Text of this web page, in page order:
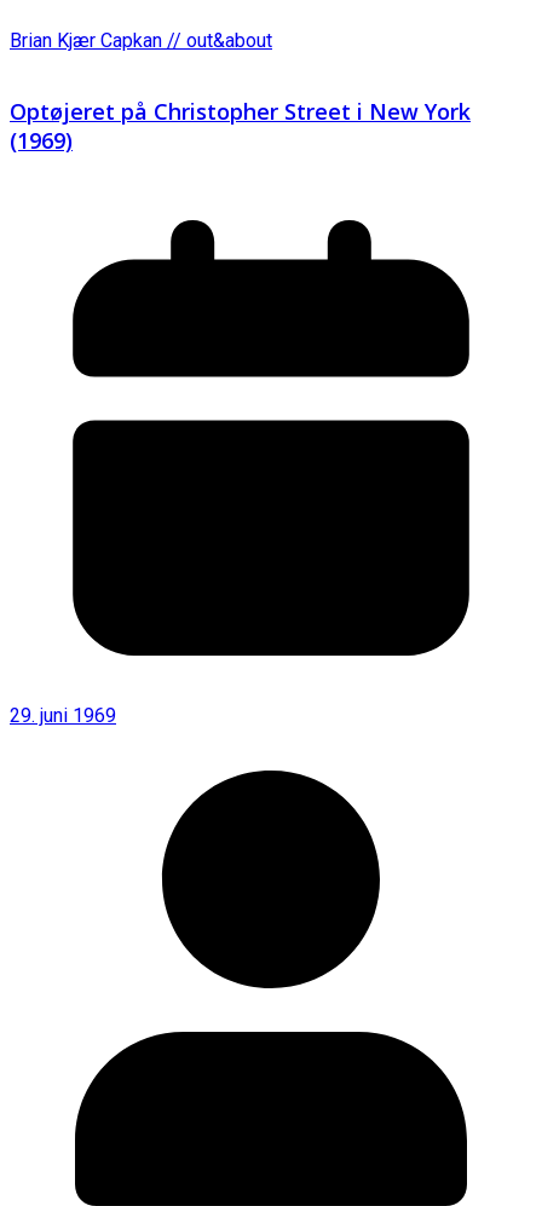
Brian Kjær Capkan // out&about
Optøjeret på Christopher Street i New York
(1969)
29. juni 1969